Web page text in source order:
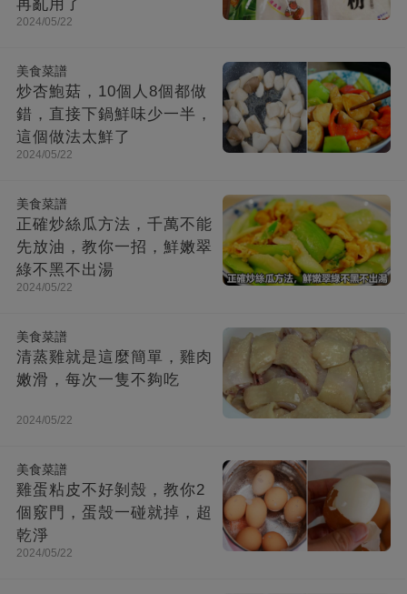
再亂用了
2024/05/22
美食菜譜
炒杏鮑菇，10個人8個都做
錯，直接下鍋鮮味少一半，
這個做法太鮮了
2024/05/22
美食菜譜
正確炒絲瓜方法，千萬不能
先放油，教你一招，鮮嫩翠
綠不黑不出湯
2024/05/22
美食菜譜
清蒸雞就是這麼簡單，雞肉
嫩滑，每次一隻不夠吃
2024/05/22
美食菜譜
雞蛋粘皮不好剝殼，教你2
個竅門，蛋殼一碰就掉，超
乾淨
2024/05/22